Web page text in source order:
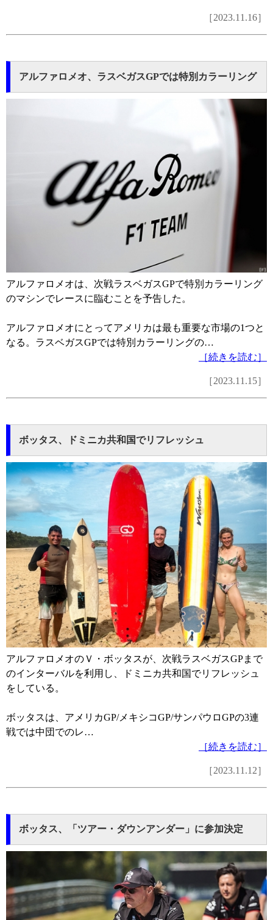
［2023.11.16］
アルファロメオ、ラスベガスGPでは特別カラーリング
アルファロメオは、次戦ラスベガスGPで特別カラーリング
のマシンでレースに臨むことを予告した。
アルファロメオにとってアメリカは最も重要な市場の1つと
なる。ラスベガスGPでは特別カラーリングの…
［続きを読む］
［2023.11.15］
ボッタス、ドミニカ共和国でリフレッシュ
アルファロメオのＶ・ボッタスが、次戦ラスベガスGPまで
のインターバルを利用し、ドミニカ共和国でリフレッシュ
をしている。
ボッタスは、アメリカGP/メキシコGP/サンパウロGPの3連
戦では中団でのレ…
［続きを読む］
［2023.11.12］
ボッタス、「ツアー・ダウンアンダー」に参加決定